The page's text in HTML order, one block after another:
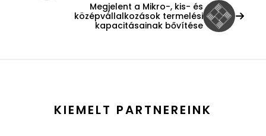
Megjelent a Mikro-, kis- és
középvállalkozások termelési
kapacitásainak bővítése
KIEMELT PARTNEREINK